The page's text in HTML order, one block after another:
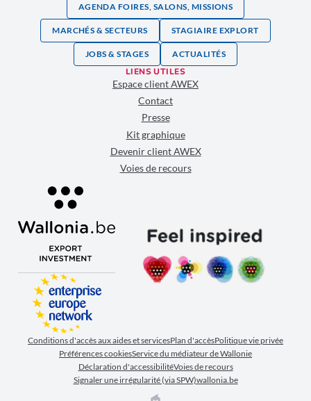
AGENDA FOIRES, SALONS, MISSIONS
MARCHÉS & SECTEURS STAGIAIRE EXPLORT
JOBS & STAGES ACTUALITÉS
LIENS UTILES
Espace client AWEX
Contact
Presse
Kit graphique
Devenir client AWEX
Voies de recours
Conditions d'accès aux aides et servicesPlan d'accèsPolitique vie privée
Préférences cookiesService du médiateur de Wallonie
Déclaration d'accessibilitéVoies de recours
Signaler une irrégularité (via SPW)wallonia.be